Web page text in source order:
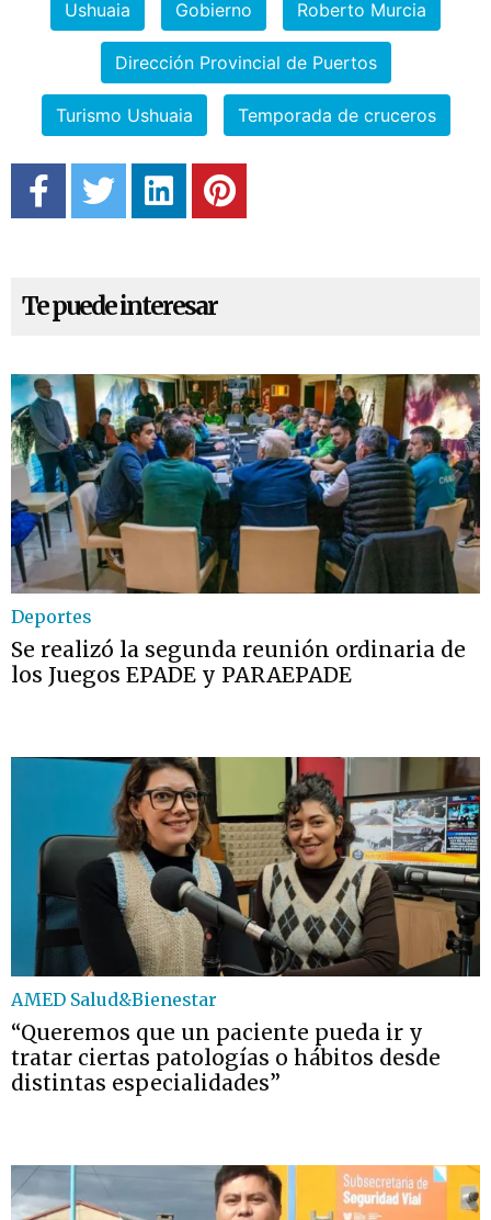
Ushuaia Gobierno Roberto Murcia
Dirección Provincial de Puertos
Turismo Ushuaia Temporada de cruceros
Te puede interesar
Deportes
Se realizó la segunda reunión ordinaria de
los Juegos EPADE y PARAEPADE
AMED Salud&Bienestar
“Queremos que un paciente pueda ir y
tratar ciertas patologías o hábitos desde
distintas especialidades”